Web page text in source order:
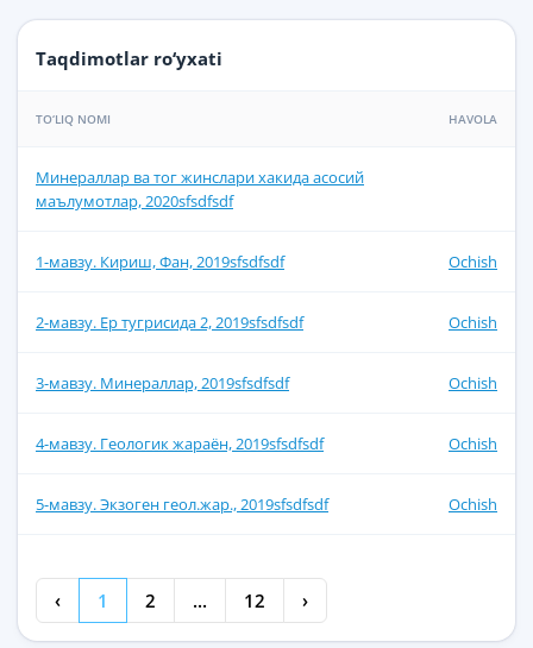
Taqdimotlar ro‘yxati
TO‘LIQ NOMI HAVOLA
Минераллар ва тог жинслари хакида асосий
маълумотлар, 2020sfsdfsdf
1-мавзу. Кириш, Фан, 2019sfsdfsdf Ochish
2-мавзу. Ер тугрисида 2, 2019sfsdfsdf Ochish
3-мавзу. Минераллар, 2019sfsdfsdf Ochish
4-мавзу. Геологик жараён, 2019sfsdfsdf Ochish
5-мавзу. Экзоген геол.жар., 2019sfsdfsdf Ochish
‹ 1 2 ... 12 ›